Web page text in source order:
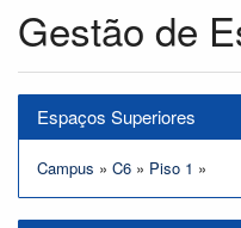
Gestão de
Espaços Superiores
Campus » C6 » Piso 1 »